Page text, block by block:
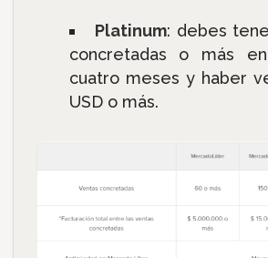
Platinum: debes
concretadas o más
cuatro meses y haber
USD o más.